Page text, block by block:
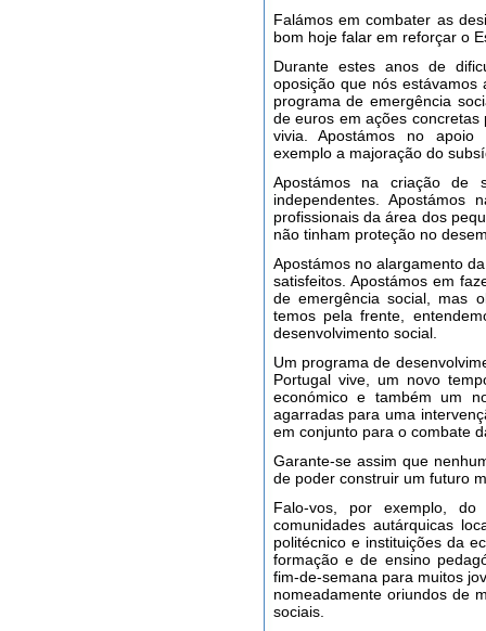
Falámos em combater as
bom hoje falar em reforçar o
Durante estes anos de
oposição que nós
programa de emergência
de euros em ações
vivia. Apostámos no apoio
exemplo a majoração do
Apostámos na criação de
independentes.
profissionais da área dos
não tinham proteção no
Apostámos no alargamento
satisfeitos. Apostámos em
de emergência social, mas
temos pela frente,
desenvolvimento social.
Um programa de
Portugal vive, um novo
económico e também um
agarradas para uma
em conjunto para o combate
Garante-se assim que
de poder construir um futuro
Falo-vos, por exemplo,
comunidades autárquicas
politécnico e instituições da
formação e de ensino
fim-de-semana para muitos
nomeadamente oriundos de
sociais.